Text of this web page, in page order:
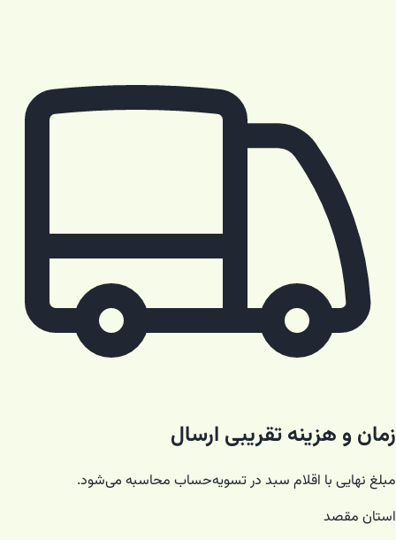
زمان و هزینه تقریبی ارسال
مبلغ نهایی با اقلام سبد در تسویه‌حساب محاسبه می‌شود.
استان مقصد